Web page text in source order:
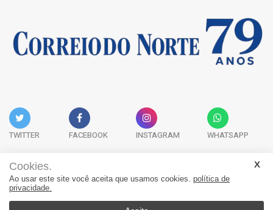
TWITTER FACEBOOK INSTAGRAM WHATSAPP
Acervo Digital Fale Conosco Quem Somos
Cookies.
Ao usar este site você aceita que usamos cookies. política de
privacidade.